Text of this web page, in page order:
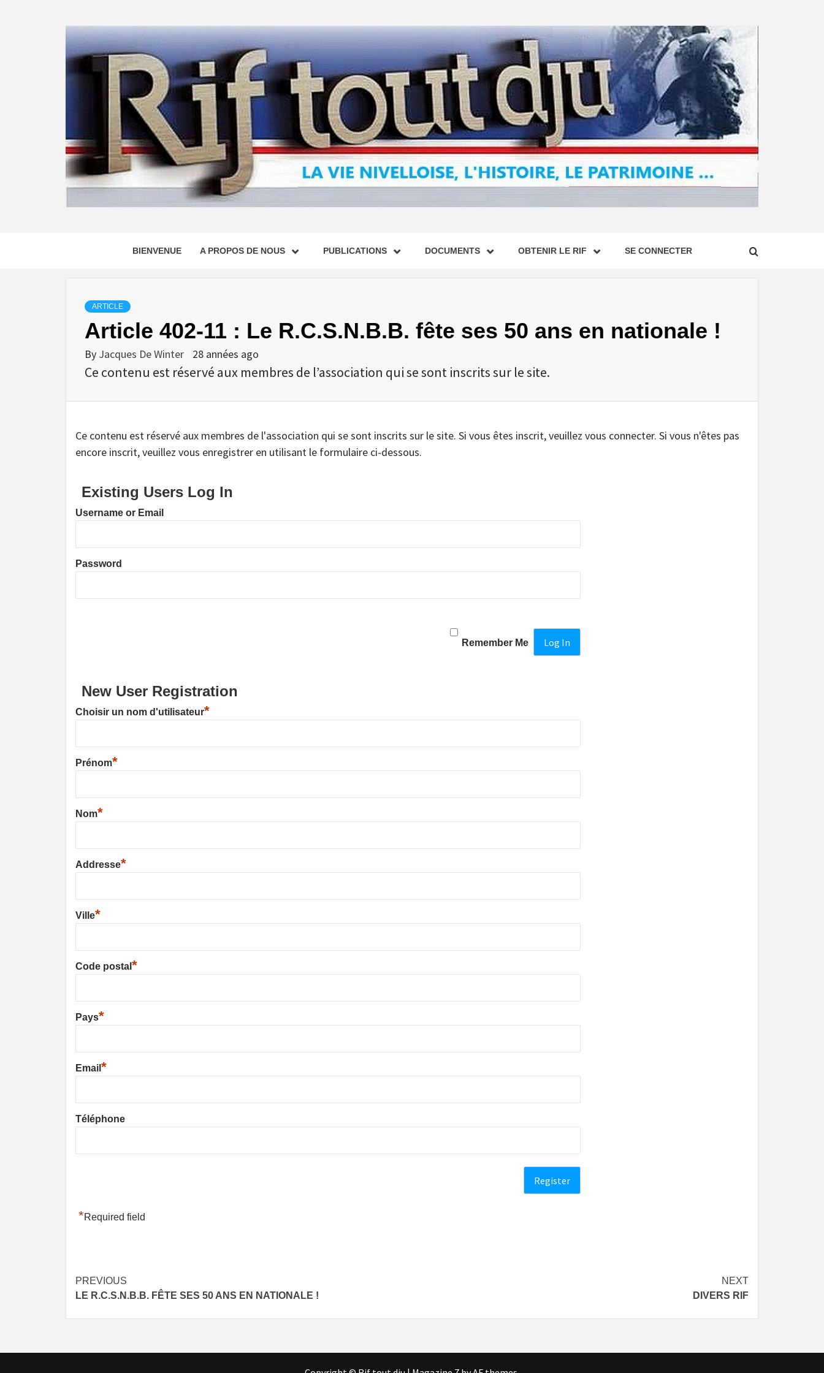
BIENVENUE A PROPOS DE NOUS PUBLICATIONS DOCUMENTS OBTENIR LE RIF SE CONNECTER
ARTICLE
Article 402-11 : Le R.C.S.N.B.B. fête ses 50 ans en nationale !
By Jacques De Winter 28 années ago
Ce contenu est réservé aux membres de l’association qui se sont inscrits sur le site.
Ce contenu est réservé aux membres de l'association qui se sont inscrits sur le site. Si vous êtes inscrit, veuillez vous connecter. Si vous n'êtes pas
encore inscrit, veuillez vous enregistrer en utilisant le formulaire ci-dessous.
Existing Users Log In
Username or Email
Password
Remember Me
New User Registration
Choisir un nom d'utilisateur*
Prénom*
Nom*
Addresse*
Ville*
Code postal *
Pays*
Email *
Téléphone
*Required field
Post
navigation
PREVIOUS
LE R.C.S.N.B.B. FÊTE SES 50 ANS EN NATIONALE !
NEXT
DIVERS RIF